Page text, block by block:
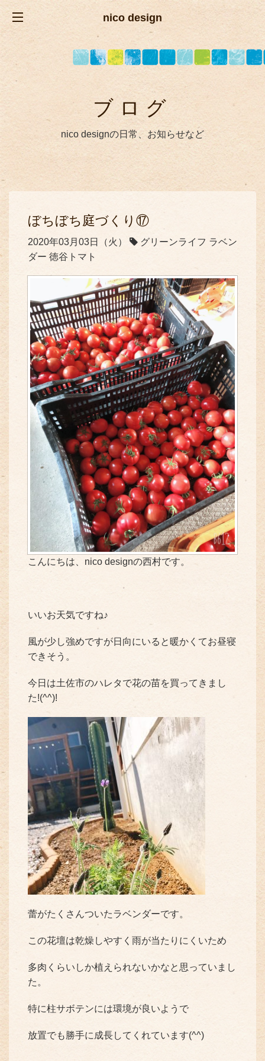
nico design
ブログ
nico designの日常、お知らせなど
ぼちぼち庭づくり⑰
2020年03月03日（火）
グリーンライフ ラベン
ダー 徳谷トマト
こんにちは、nico designの西村です。
いいお天気ですね♪
風が少し強めですが日向にいると暖かくてお昼寝
できそう。
今日は土佐市のハレタで花の苗を買ってきまし
た!(^^)!
蕾がたくさんついたラベンダーです。
この花壇は乾燥しやすく雨が当たりにくいため
多肉くらいしか植えられないかなと思っていまし
た。
特に柱サボテンには環境が良いようで
放置でも勝手に成長してくれています(^^)